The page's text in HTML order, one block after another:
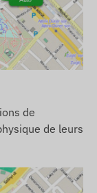
de
de leurs